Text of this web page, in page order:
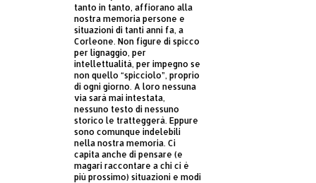
tanto in tanto, affiorano alla
nostra memoria persone e
situazioni di tanti anni fa, a
Corleone. Non figure di spicco
per lignaggio, per
intellettualità, per impegno se
non quello “spicciolo”, proprio
di ogni giorno. A loro nessuna
via sarà mai intestata,
nessuno testo di nessuno
storico le tratteggerà. Eppure
sono comunque indelebili
nella nostra memoria. Ci
capita anche di pensare (e
magari raccontare a chi ci è
più prossimo) situazioni e modi